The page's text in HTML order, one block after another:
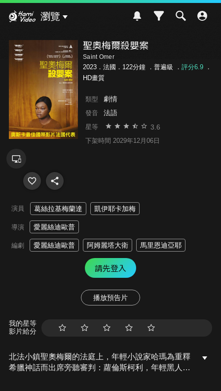
瀏覽
聖奧梅爾殺嬰案
Saint Omer
2023．法國．122分鐘 ． 普遍級 ． 評分6.9．
HD畫質
類型 劇情
發音 法語
星等 3.6
下架時間 2029年12月06日
演員 葛絲拉基梅蘭達 凱伊耶卡加梅
導演 愛麗絲迪歐普
編劇 愛麗絲迪歐普 阿姆麗塔大衛 馬里恩迪亞耶
請先登入
播放預告片
我的星等
影片給分
北法小鎮聖奧梅爾的法庭上，年輕小說家哈瑪為重釋
希臘神話而出席旁聽審判：蘿倫斯柯利，年輕黑人女